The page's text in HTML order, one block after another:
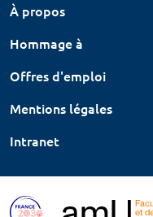
À propos
Hommage à
Offres d'emploi
Mentions légales
Intranet